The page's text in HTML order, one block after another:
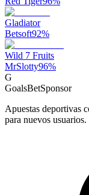
Gladiator
Betsoft92%
Wild 7 Fruits
MrSlotty96%
G
GoalsBetSponsor
Apuestas deportivas
para nuevos usuarios.